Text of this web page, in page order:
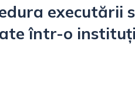
executării
într-o